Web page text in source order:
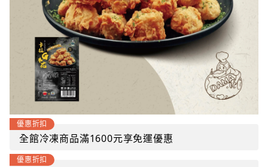
優惠折扣
全館冷凍商品滿1600元享免運優惠
優惠折扣